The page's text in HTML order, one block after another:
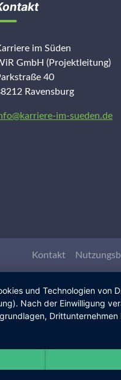
im Süden
GmbH (Projektleitung)
40
Ravensburg
im-sueden.de
Kontakt
und Technologien von
Nach der Einwilligung